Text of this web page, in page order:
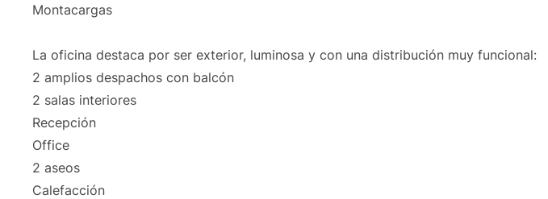
Montacargas
La oficina destaca por ser exterior, luminosa y con una distribución muy funcional:
2 amplios despachos con balcón
2 salas interiores
Recepción
Office
2 aseos
Calefacción